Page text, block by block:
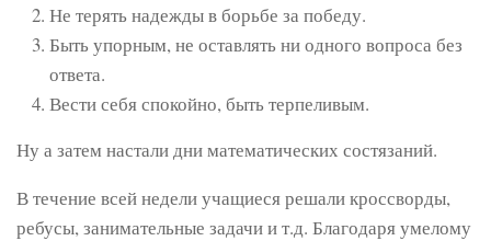
Не терять надежды в борьбе за победу.
Быть упорным, не оставлять ни одного вопроса без
ответа.
Вести себя спокойно, быть терпеливым.
Ну а затем настали дни математических состязаний.
В течение всей недели учащиеся решали кроссворды,
ребусы, занимательные задачи и т.д. Благодаря умелому